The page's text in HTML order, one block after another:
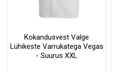
Kokandusvest Valge
Lühikeste Varrukatega Vegas
- Suurus XXL